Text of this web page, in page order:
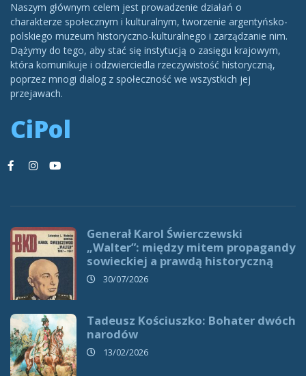
Naszym głównym celem jest prowadzenie działań o
charakterze społecznym i kulturalnym, tworzenie argentyńsko-
polskiego muzeum historyczno-kulturalnego i zarządzanie nim.
Dążymy do tego, aby stać się instytucją o zasięgu krajowym,
która komunikuje i odzwierciedla rzeczywistość historyczną,
poprzez mnogi dialog z społeczność we wszystkich jej
przejawach.
CiPol
Generał Karol Świerczewski
„Walter”: między mitem propagandy
sowieckiej a prawdą historyczną
30/07/2026
Tadeusz Kościuszko: Bohater dwóch
narodów
13/02/2026